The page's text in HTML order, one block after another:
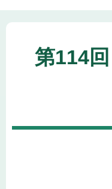
先
頭
第114